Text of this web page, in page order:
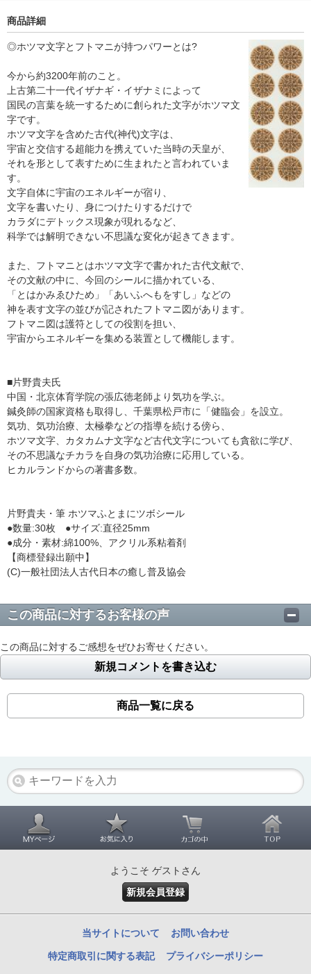
商品詳細
◎ホツマ文字とフトマニが持つパワーとは?
今から約3200年前のこと。
上古第二十一代イザナギ・イザナミによって
国民の言葉を統一するために創られた文字がホツマ文
字です。
ホツマ文字を含めた古代(神代)文字は、
宇宙と交信する超能力を携えていた当時の天皇が、
それを形として表すために生まれたと言われていま
す。
文字自体に宇宙のエネルギーが宿り、
文字を書いたり、身につけたりするだけで
カラダにデトックス現象が現れるなど、
科学では解明できない不思議な変化が起きてきます。
また、フトマニとはホツマ文字で書かれた古代文献で、
その文献の中に、今回のシールに描かれている、
「とはかみゑひため」「あいふへもをすし」などの
神を表す文字の並びが記されたフトマニ図があります。
フトマニ図は護符としての役割を担い、
宇宙からエネルギーを集める装置として機能します。
■片野貴夫氏
中国・北京体育学院の張広徳老師より気功を学ぶ。
鍼灸師の国家資格も取得し、千葉県松戸市に「健臨会」を設立。
気功、気功治療、太極拳などの指導を続ける傍ら、
ホツマ文字、カタカムナ文字など古代文字についても貪欲に学び、
その不思議なチカラを自身の気功治療に応用している。
ヒカルランドからの著書多数。
片野貴夫・筆 ホツマふとまにツボシール
●数量:30枚 ●サイズ:直径25mm
●成分・素材:綿100%、アクリル系粘着剤
【商標登録出願中】
(C)一般社団法人古代日本の癒し普及協会
この商品に対するお客様の声
この商品に対するご感想をぜひお寄せください。
新規コメントを書き込む
商品一覧に戻る
ようこそ ゲストさん
新規会員登録
当サイトについて お問い合わせ
特定商取引に関する表記 プライバシーポリシー